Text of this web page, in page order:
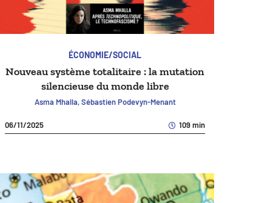
ÉCONOMIE/SOCIAL
Nouveau système totalitaire : la mutation
silencieuse du monde libre
Asma Mhalla, Sébastien Podevyn-Menant
06/11/2025 109 min